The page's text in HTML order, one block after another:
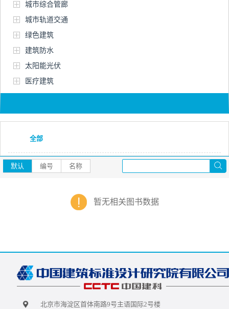
城市综合管廊
城市轨道交通
绿色建筑
建筑防水
太阳能光伏
医疗建筑
全部
默认 编号 名称
暂无相关图书数据
北京市海淀区首体南路9号主语国际2号楼